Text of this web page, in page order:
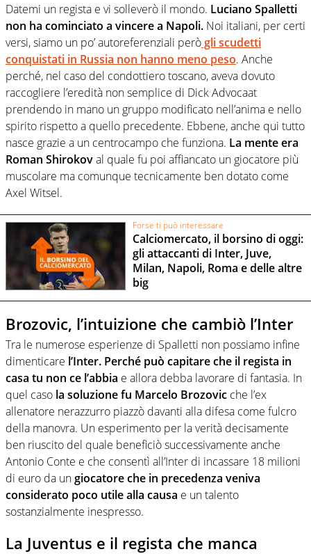
Datemi un regista e vi solleverò il mondo. Luciano Spalletti
non ha cominciato a vincere a Napoli. Noi italiani, per certi
versi, siamo un po’ autoreferenziali perògli scudetti
conquistati in Russia non hanno meno peso. Anche
perché, nel caso del condottiero toscano, aveva dovuto
raccogliere l’eredità non semplice di Dick Advocaat
prendendo in mano un gruppo modificato nell’anima e nello
spirito rispetto a quello precedente. Ebbene, anche qui tutto
nasce grazie a un centrocampo che funziona. La mente era
Roman Shirokoval quale fu poi affiancato un giocatore più
muscolare ma comunque tecnicamente ben dotato come
Axel Witsel.
Forse ti può interessare
Calciomercato, il borsino di oggi:
gli attaccanti di Inter, Juve,
Milan, Napoli, Roma e delle altre
big
Brozovic, l’intuizione che cambiò l’Inter
Tra le numerose esperienze di Spalletti non possiamo infine
dimenticare l’Inter. Perché può capitare che il regista in
casa tu non ce l’abbia e allora debba lavorare di fantasia. In
quel caso la soluzione fu Marcelo Brozovic che l’ex
allenatore nerazzurro piazzò davanti alla difesa come fulcro
della manovra. Un esperimento per la verità decisamente
ben riuscito del quale beneficiò successivamente anche
Antonio Conte e che consentì all’Inter di incassare 18 milioni
di euro da ungiocatore che in precedenza veniva
considerato poco utile alla causa e un talento
sostanzialmente inespresso.
La Juventus e il regista che manca